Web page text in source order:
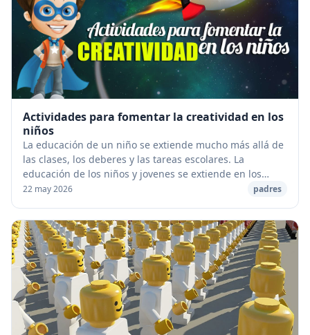
Actividades para fomentar la creatividad en los
niños
La educación de un niño se extiende mucho más allá de
las clases, los deberes y las tareas escolares. La
educación de los niños y jovenes se extiende en los
ambientes donde viven y juegan. Muchos padr...
22 may 2026 padres